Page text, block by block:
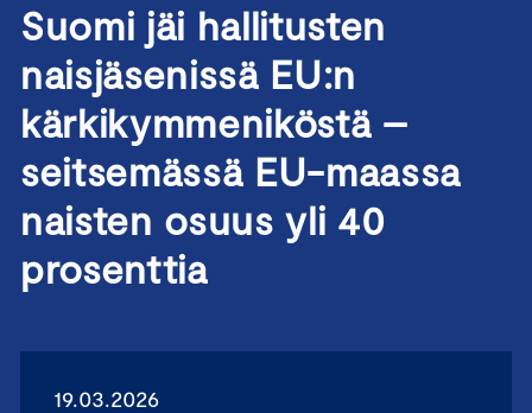
Suomi jäi hallitusten
naisjäsenissä EU:n
kärkikymmeniköstä –
seitsemässä EU-maassa
naisten osuus yli 40
prosenttia
19.03.2026